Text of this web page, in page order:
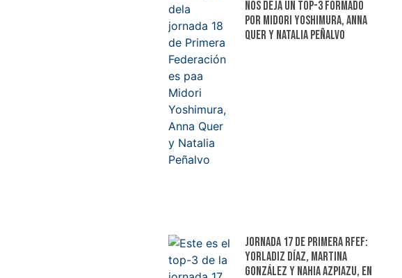
nos deja un top-3 formado
por Midori Yoshimura, Anna
Quer y Natalia Peñalvo
Jornada 17 de Primera RFEF:
Yorladiz Díaz, Martina
González y Nahia Azpiazu, en